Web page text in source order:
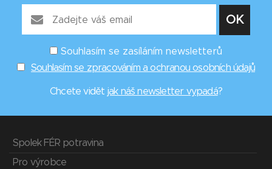
Souhlasím se zasíláním newsletterů
Souhlasím se zpracováním a ochranou osobních údajů
Chcete vidět jak náš newsletter vypadá?
Spolek FÉR potravina
Pro výrobce